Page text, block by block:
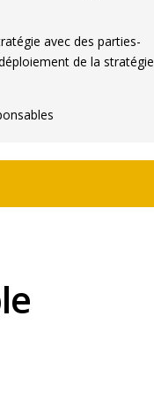
avec des parties-
de la stratégie